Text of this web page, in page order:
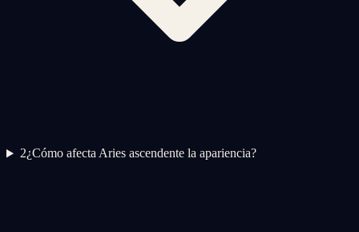
2¿Cómo afecta Aries ascendente la apariencia?